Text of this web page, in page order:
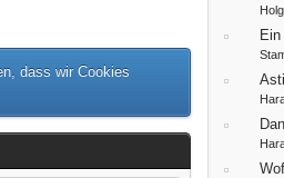
dass wir Cookies